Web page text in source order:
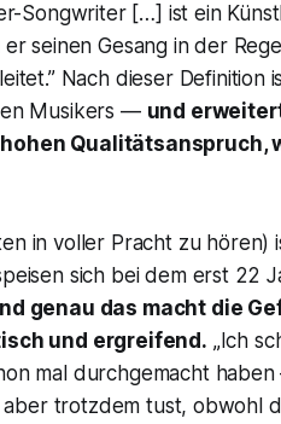
Songwriter […] ist ein
seinen Gesang in der
Nach dieser Definition
Musikers — und
Qualitätsanspruch,
in voller Pracht zu hören)
sich bei dem erst 22
genau das macht die
und ergreifend. „Ich
mal durchgemacht
trotzdem tust, obwohl